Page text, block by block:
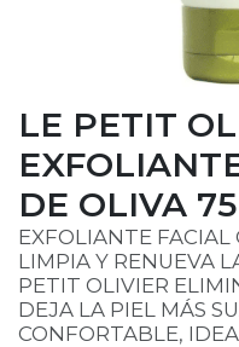
LE PETIT
DE OLIVA
EXFOLIANTE FACIAL
LIMPIA Y RENUEVA
PETIT OLIVIER
DEJA LA PIEL MÁS
CONFORTABLE,